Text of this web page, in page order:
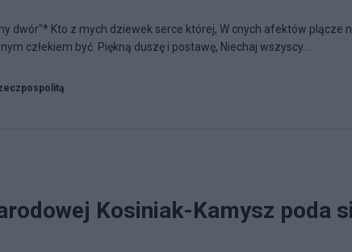
dwór"* Kto z mych dziewek serce której, W cnych afektów plącze
człekiem być. Piękną duszę i postawę, Niechaj wszyscy...
Kosiniak-Kamysz poda